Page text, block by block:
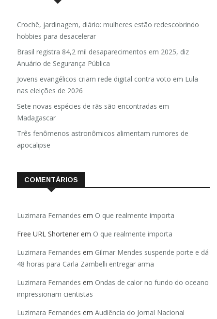
Crochê, jardinagem, diário: mulheres estão redescobrindo
hobbies para desacelerar
Brasil registra 84,2 mil desaparecimentos em 2025, diz
Anuário de Segurança Pública
Jovens evangélicos criam rede digital contra voto em Lula
nas eleições de 2026
Sete novas espécies de rãs são encontradas em
Madagascar
Três fenômenos astronômicos alimentam rumores de
apocalipse
COMENTÁRIOS
Luzimara Fernandes em O que realmente importa
Free URL Shortener em O que realmente importa
Luzimara Fernandes em Gilmar Mendes suspende porte e dá
48 horas para Carla Zambelli entregar arma
Luzimara Fernandes em Ondas de calor no fundo do oceano
impressionam cientistas
Luzimara Fernandes em Audiência do Jornal Nacional